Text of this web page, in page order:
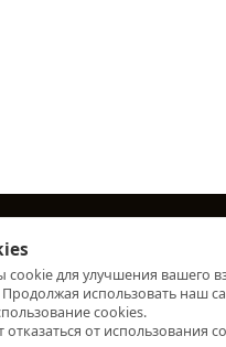
поддержки
сайта
cookie для улучшения вашего
использовать наш
cookies.
от использования